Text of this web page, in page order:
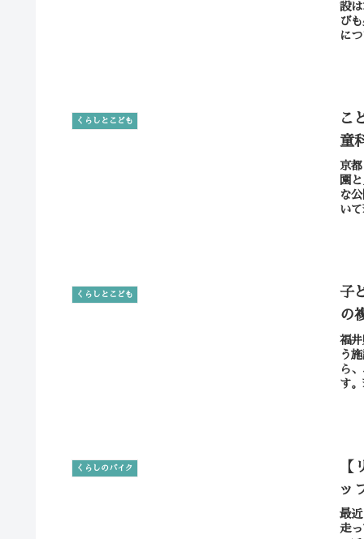
設
び
に
くらしとこども
こ
童
京
園
な
い
くらしとこども
子
の
福
う
ら
す
くらしのバイク
【
ッ
最
走